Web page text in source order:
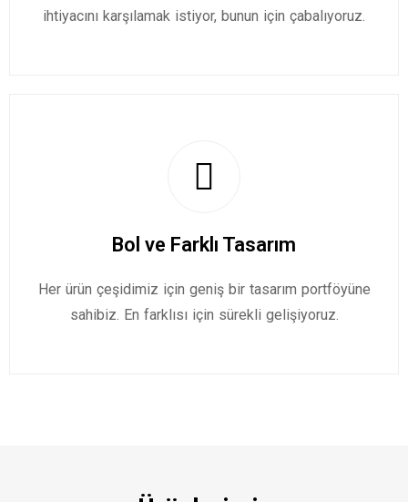
ihtiyacını karşılamak istiyor, bunun için çabalıyoruz.
Bol ve Farklı Tasarım
Her ürün çeşidimiz için geniş bir tasarım portföyüne
sahibiz. En farklısı için sürekli gelişiyoruz.